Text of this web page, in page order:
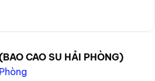
CAO SU HẢI PHÒNG)